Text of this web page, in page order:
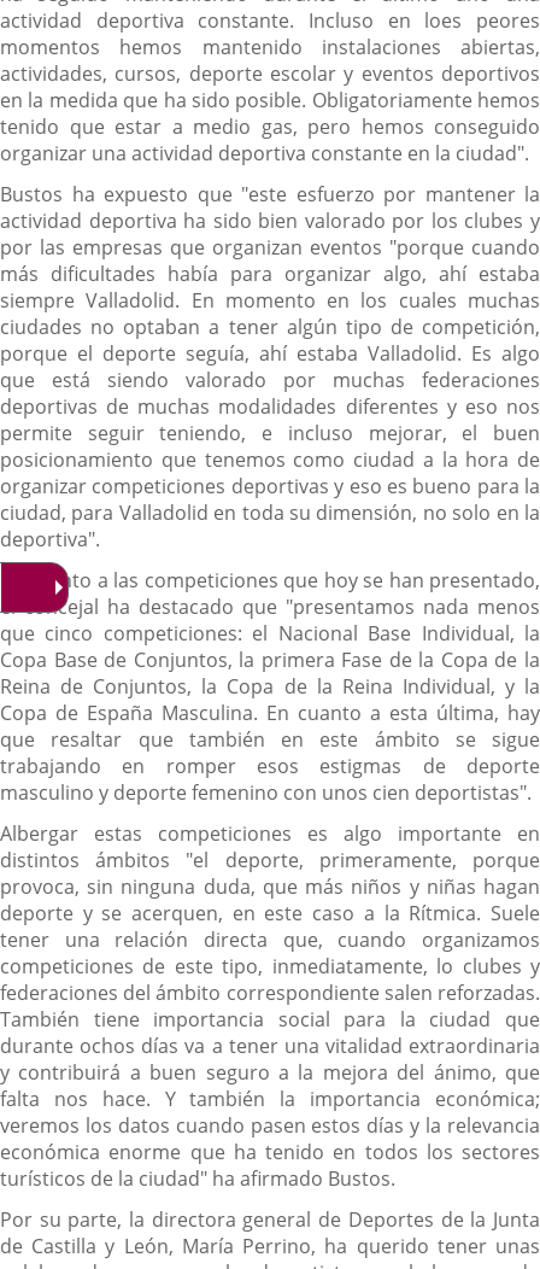
actividad deportiva constante. Incluso en loes peores
momentos hemos mantenido instalaciones abiertas,
actividades, cursos, deporte escolar y eventos deportivos
en la medida que ha sido posible. Obligatoriamente hemos
tenido que estar a medio gas, pero hemos conseguido
organizar una actividad deportiva constante en la ciudad".
Bustos ha expuesto que "este esfuerzo por mantener la
actividad deportiva ha sido bien valorado por los clubes y
por las empresas que organizan eventos "porque cuando
más dificultades había para organizar algo, ahí estaba
siempre Valladolid. En momento en los cuales muchas
ciudades no optaban a tener algún tipo de competición,
porque el deporte seguía, ahí estaba Valladolid. Es algo
que está siendo valorado por muchas federaciones
deportivas de muchas modalidades diferentes y eso nos
permite seguir teniendo, e incluso mejorar, el buen
posicionamiento que tenemos como ciudad a la hora de
organizar competiciones deportivas y eso es bueno para la
ciudad, para Valladolid en toda su dimensión, no solo en la
deportiva".
En cuanto a las competiciones que hoy se han presentado,
el concejal ha destacado que "presentamos nada menos
que cinco competiciones: el Nacional Base Individual, la
Copa Base de Conjuntos, la primera Fase de la Copa de la
Reina de Conjuntos, la Copa de la Reina Individual, y la
Copa de España Masculina. En cuanto a esta última, hay
que resaltar que también en este ámbito se sigue
trabajando en romper esos estigmas de deporte
masculino y deporte femenino con unos cien deportistas".
Albergar estas competiciones es algo importante en
distintos ámbitos "el deporte, primeramente, porque
provoca, sin ninguna duda, que más niños y niñas hagan
deporte y se acerquen, en este caso a la Rítmica. Suele
tener una relación directa que, cuando organizamos
competiciones de este tipo, inmediatamente, lo clubes y
federaciones del ámbito correspondiente salen reforzadas.
También tiene importancia social para la ciudad que
durante ochos días va a tener una vitalidad extraordinaria
y contribuirá a buen seguro a la mejora del ánimo, que
falta nos hace. Y también la importancia económica;
veremos los datos cuando pasen estos días y la relevancia
económica enorme que ha tenido en todos los sectores
turísticos de la ciudad" ha afirmado Bustos.
Por su parte, la directora general de Deportes de la Junta
de Castilla y León, María Perrino, ha querido tener unas